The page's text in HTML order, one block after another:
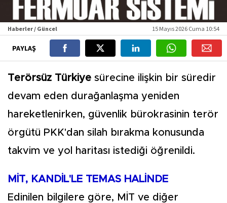
Haberler / Güncel 15 Mayıs 2026 Cuma 10:54
PAYLAŞ
Terörsüz Türkiye sürecine ilişkin bir süredir
devam eden durağanlaşma yeniden
hareketlenirken, güvenlik bürokrasinin terör
örgütü PKK'dan silah bırakma konusunda
takvim ve yol haritası istediği öğrenildi.
MİT, KANDİL'LE TEMAS HALİNDE
Edinilen bilgilere göre, MİT ve diğer